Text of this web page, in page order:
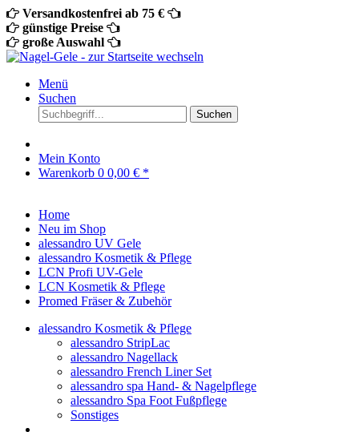
Versandkostenfrei ab 75 €
günstige Preise
große Auswahl
Menü
Suchen
Suchen
Mein Konto
Warenkorb 0 0,00 € *
Home
Neu im Shop
alessandro UV Gele
alessandro Kosmetik & Pflege
LCN Profi UV-Gele
LCN Kosmetik & Pflege
Promed Fräser & Zubehör
alessandro Kosmetik & Pflege
alessandro StripLac
alessandro Nagellack
alessandro French Liner Set
alessandro spa Hand- & Nagelpflege
alessandro Spa Foot Fußpflege
Sonstiges